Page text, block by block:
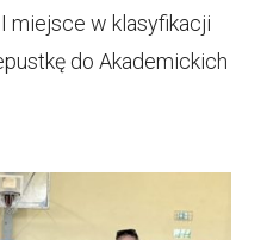
miejsce w klasyfikacji
do Akademickich